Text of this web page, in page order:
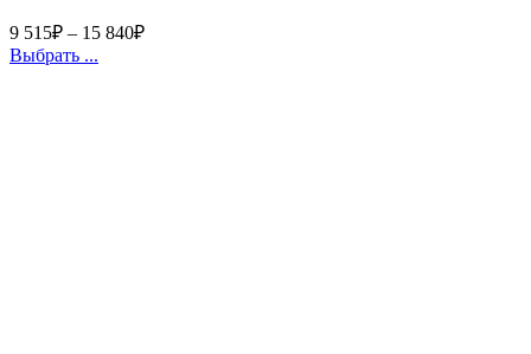
9 515₽ – 15 840₽
Выбрать ...